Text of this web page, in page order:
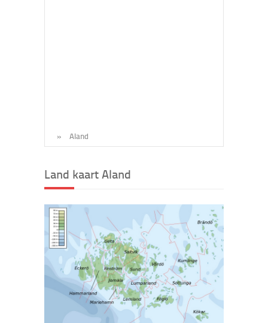
» Aland
Land kaart Aland